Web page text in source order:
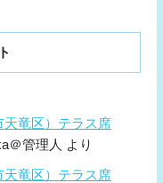
天竜区）テラス席
＠管理人 より
天竜区）テラス席